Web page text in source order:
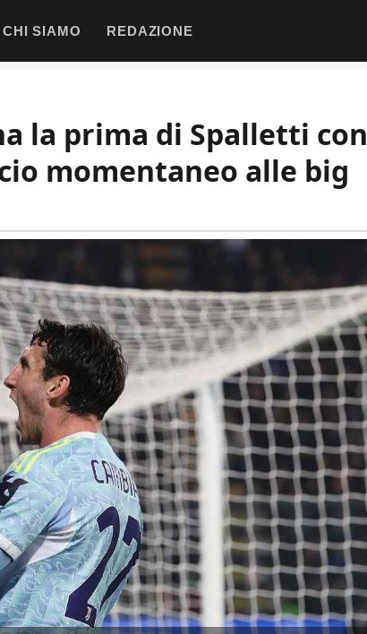
CHI SIAMO REDAZIONE
la prima di Spalletti con
momentaneo alle big